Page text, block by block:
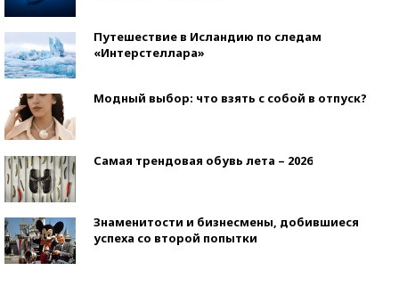
Путешествие в Исландию по следам
«Интерстеллара»
Модный выбор: что взять с собой в отпуск?
Самая трендовая обувь лета – 2026
Знаменитости и бизнесмены, добившиеся
успеха со второй попытки